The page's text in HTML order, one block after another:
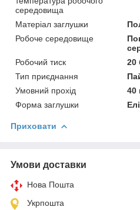
середовища
Матеріал заглушки
Робоче середовище
Робочий тиск
20
Тип приєднання
Умовний прохід
40
Форма заглушки
Приховати
Умови доставки
Нова Пошта
Укрпошта